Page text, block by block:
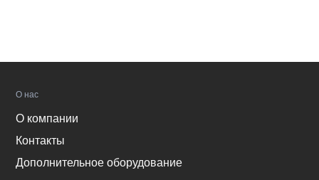
О нас
О компании
Контакты
Дополнительное оборудование